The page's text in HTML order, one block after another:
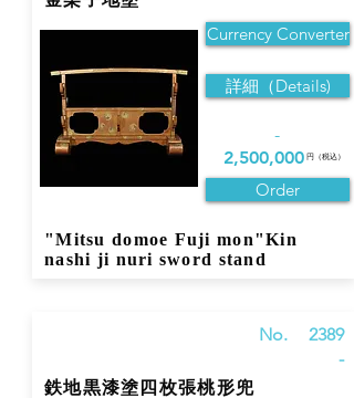
Currency Converter
詳細（Details)
-
2,500,000 円（税込）
Order
"Mitsu domoe Fuji mon"Kin
nashi ji nuri sword stand
No.
2389
-
鉄地黒漆塗四枚張桃形兜